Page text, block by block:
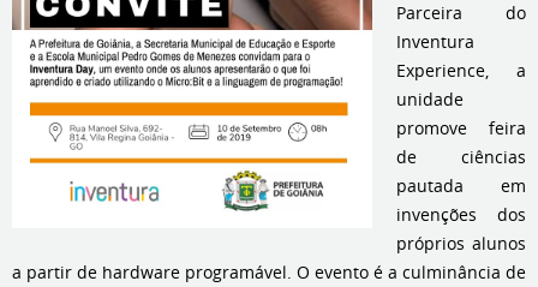
Parceira do
Inventura
Experience, a
unidade
promove feira
de ciências
pautada em
invenções dos
próprios alunos
a partir de hardware programável. O evento é a culminância de